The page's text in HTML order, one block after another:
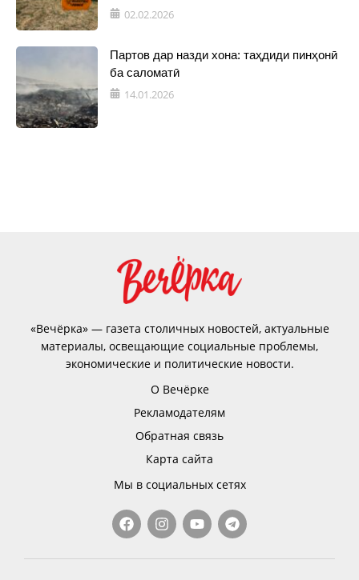
02.02.2026
Партов дар назди хона: таҳдиди пинҳонӣ
ба саломатӣ
14.01.2026
«Вечёрка» — газета столичных новостей, актуальные
материалы, освещающие социальные проблемы,
экономические и политические новости.
О Вечёрке
Рекламодателям
Обратная связь
Карта сайта
Мы в социальных сетях